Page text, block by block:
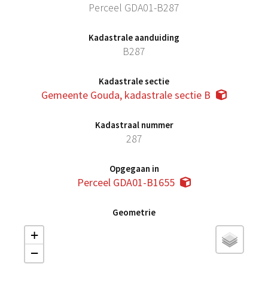
Perceel GDA01-B287
Kadastrale aanduiding
B287
Kadastrale sectie
Gemeente Gouda, kadastrale sectie B
Kadastraal nummer
287
Opgegaan in
Perceel GDA01-B1655
Geometrie
+
−